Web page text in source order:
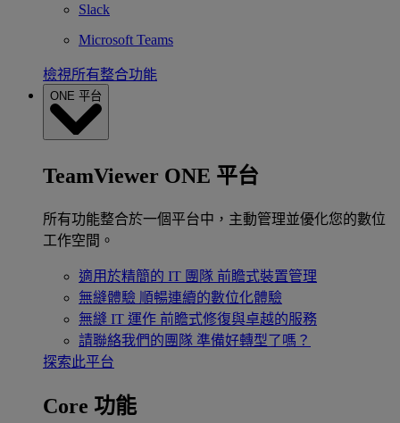
Slack
Microsoft Teams
檢視所有整合功能
ONE 平台
TeamViewer ONE 平台
所有功能整合於一個平台中，主動管理並優化您的數位
工作空間。
適用於精簡的 IT 團隊 前瞻式裝置管理
無縫體驗 順暢連續的數位化體驗
無縫 IT 運作 前瞻式修復與卓越的服務
請聯絡我們的團隊 準備好轉型了嗎？
探索此平台
Core 功能